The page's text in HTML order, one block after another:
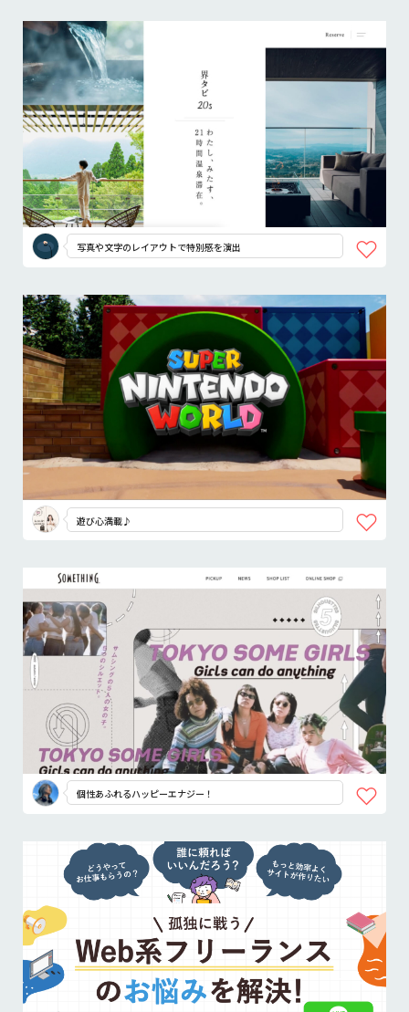
写真や文字のレイアウトで特別感を演出
遊び心満載♪
個性あふれるハッピーエナジー！